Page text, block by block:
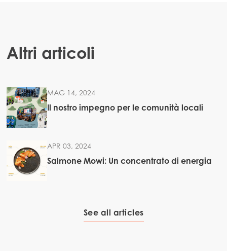
Altri articoli
MAG 14, 2024
Il nostro impegno per le comunità locali
APR 03, 2024
Salmone Mowi: Un concentrato di energia
See all articles